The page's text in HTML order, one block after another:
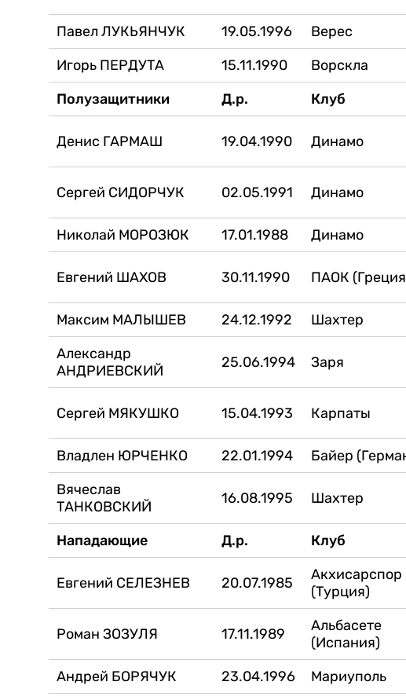
Павел ЛУКЬЯНЧУК
19.05.1996 Верес
Игорь ПЕРДУТА
15.11.1990 Ворскла
Полузащитники
Д.р. Клуб
Денис ГАРМАШ 19.04.1990 Динамо
Сергей СИДОРЧУК 02.05.1991 Динамо
Николай МОРОЗЮК
17.01.1988 Динамо
Евгений ШАХОВ 30.11.1990 ПАОК
Максим МАЛЫШЕВ
24.12.1992 Шахтер
Александр
АНДРИЕВСКИЙ
25.06.1994 Заря
Сергей МЯКУШКО 15.04.1993 Карпаты
Владлен ЮРЧЕНКО
22.01.1994 Байер
Вячеслав
ТАНКОВСКИЙ
16.08.1995 Шахтер
Нападающие Д.р. Клуб
Евгений СЕЛЕЗНЕВ 20.07.1985
Акхисарспор
(Турция)
Роман ЗОЗУЛЯ 17.11.1989
Альбасете
(Испания)
Андрей БОРЯЧУК 23.04.1996 Мариуполь